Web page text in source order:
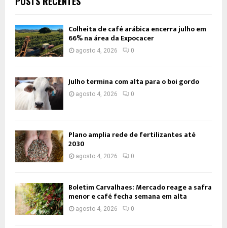
Colheita de café arábica encerra julho em
66% na área da Expocacer
agosto 4, 2026 0
Julho termina com alta para o boi gordo
agosto 4, 2026 0
Plano amplia rede de fertilizantes até
2030
agosto 4, 2026 0
Boletim Carvalhaes: Mercado reage a safra
menor e café fecha semana em alta
agosto 4, 2026 0